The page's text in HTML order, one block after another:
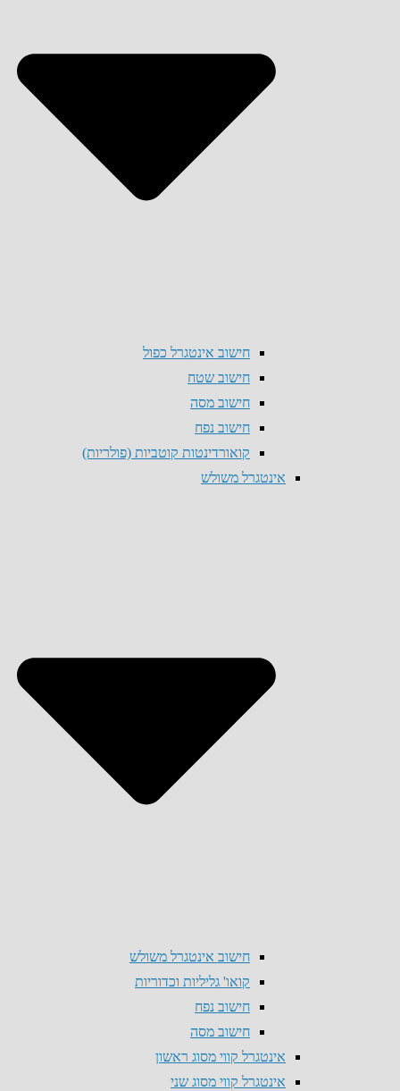
חישוב אינטגרל כפול
חישוב שטח
חישוב מסה
חישוב נפח
קואורדינטות קוטביות (פולריות)
אינטגרל משולש
חישוב אינטגרל משולש
קואו' גליליות וכדוריות
חישוב נפח
חישוב מסה
אינטגרל קווי מסוג ראשון
אינטגרל קווי מסוג שני